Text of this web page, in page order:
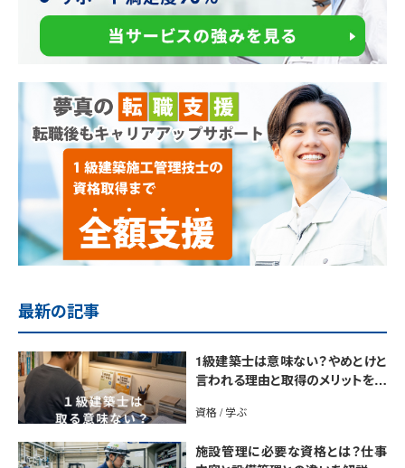
最新の記事
1級建築士は意味ない？やめとけと
言われる理由と取得のメリットを解
資格 / 学ぶ
施設管理に必要な資格とは？仕事